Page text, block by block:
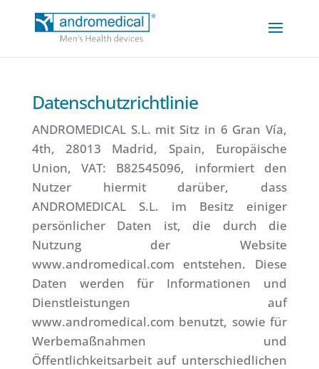
Datenschutzrichtlinie
ANDROMEDICAL S.L. mit Sitz in 6 Gran Vía,
4th, 28013 Madrid, Spain, Europäische
Union, VAT: B82545096, informiert den
Nutzer hiermit darüber, dass
ANDROMEDICAL S.L. im Besitz einiger
persönlicher Daten ist, die durch die
Nutzung der Website
www.andromedical.com entstehen. Diese
Daten werden für Informationen und
Dienstleistungen auf
www.andromedical.com benutzt, sowie für
Werbemaßnahmen und
Öffentlichkeitsarbeit auf unterschiedlichen